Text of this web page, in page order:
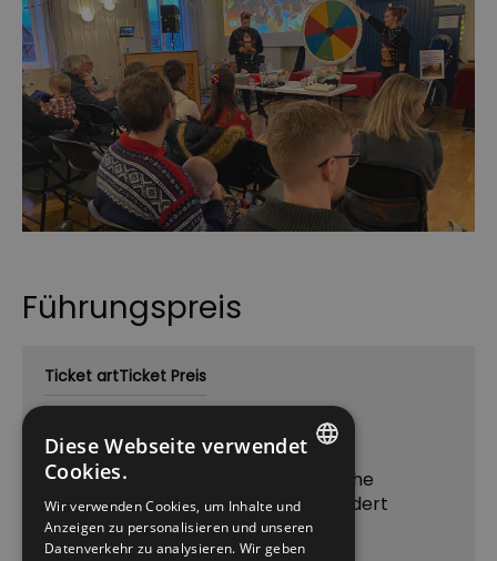
Führungspreis
Ticket artTicket Preis
Hinweis: Die Preise sind unverbindliche
Preisangaben, die jederzeit abgeändert
werden können.
NORWEGIAN
Diese Webseite verwendet
Cookies.
Wir verwenden Cookies, um Inhalte und
Anzeigen zu personalisieren und unseren
Datenverkehr zu analysieren. Wir geben